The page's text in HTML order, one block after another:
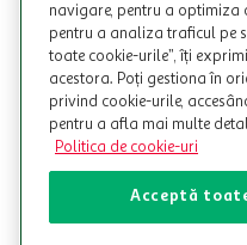
navigare, pentru a optimiza
pentru a analiza traficul pe
toate cookie-urile”, îți
acestora. Poți gestiona în
privind cookie-urile,
pentru a afla mai multe
Politica de cookie-uri
Acceptă